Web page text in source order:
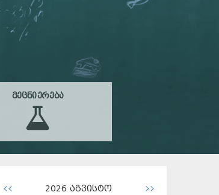
ᲛᲔᲪᲜᲘᲔᲠᲔᲑᲐ
<< 2026 აგვისტო >>